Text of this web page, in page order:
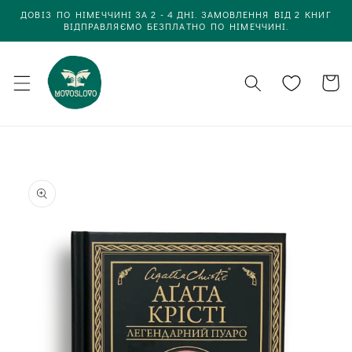
до
вмісту
ДОВІЗ ПО НІМЕЧЧИНІ ЗА 2 - 4 ДНІ. ЗАМОВЛЕННЯ ВІД 2 КНИГ
ВІДПРАВЛЯЄМО БЕЗПЛАТНО ПО НІМЕЧЧИНІ.
Кошик
про товар